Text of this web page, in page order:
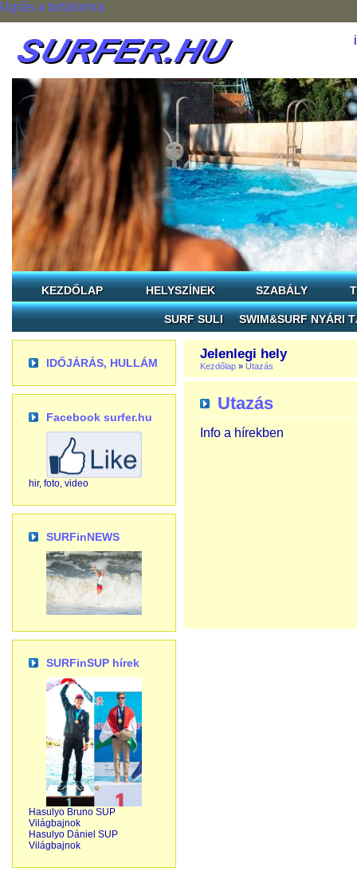
Ugrás a tartalomra
KEZDŐLAP HELYSZÍNEK SZABÁLY
SURF SULI SWIM&SURF NYÁRI
IDŐJÁRÁS, HULLÁM
Facebook surfer.hu
hir, foto, video
SURFinNEWS
SURFinSUP hírek
Hasulyo Bruno SUP
Világbajnok
Hasulyo Dániel SUP
Világbajnok
Jelenlegi hely
Kezdőlap » Utazás
Utazás
Info a hírekben